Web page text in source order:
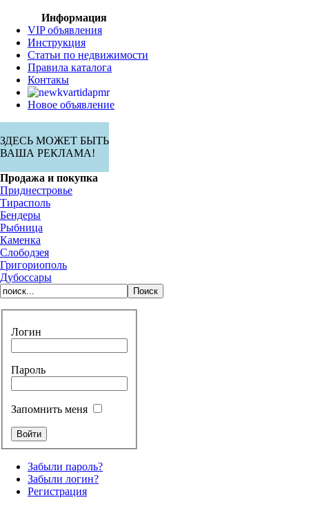
Информация
VIP объявления
Инструкция
Статьи по недвижимости
Правила каталога
Контакы
Новое объявление
ЗДЕСЬ МОЖЕТ БЫТЬ
ВАША РЕКЛАМА!
Продажа и покупка
Приднестровье
Тирасполь
Бендеры
Рыбница
Каменка
Слободзея
Григориополь
Дубоссары
Логин
Пароль
Запомнить меня
Забыли пароль?
Забыли логин?
Регистрация